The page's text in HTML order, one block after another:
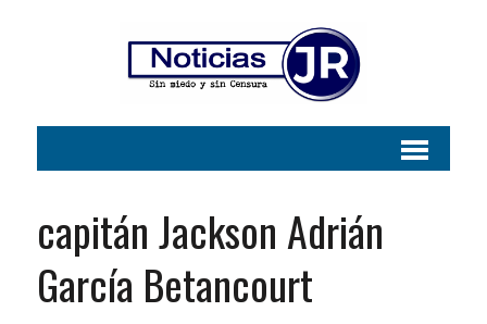
capitán Jackson Adrián
García Betancourt